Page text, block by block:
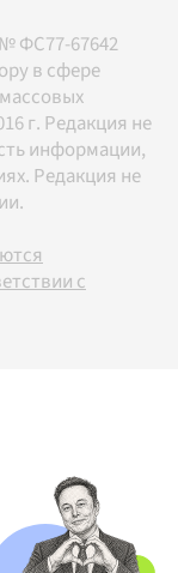
ФС77-67642
в сфере
г. Редакция не
информации,
Редакция не
с